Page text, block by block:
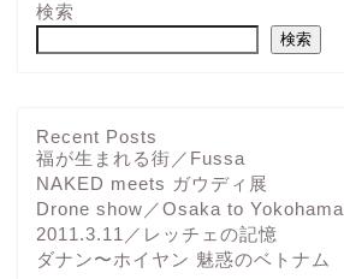
検索
検索
Recent Posts
福が生まれる街／Fussa
NAKED meets ガウディ展
Drone show／Osaka to Yokohama
2011.3.11／レッチェの記憶
ダナン〜ホイヤン 魅惑のベトナム